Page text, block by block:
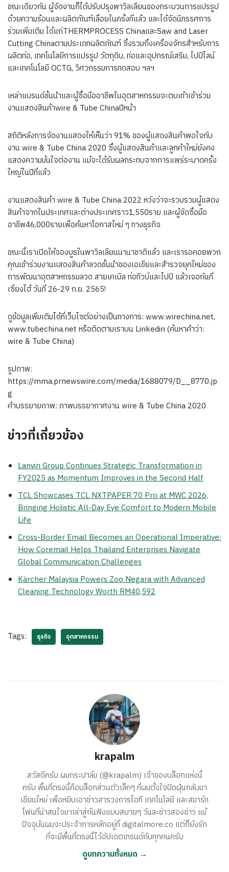
ขณะเดียวกัน ผู้จัดงานก็ได้ปรับปรุงพาวิลเลียนของกระบวนการแปรรูป
ด้วยความร้อนและผลิตภัณฑ์เลื่อยในครั้งที่แล้ว และได้จัดนิทรรศการ
ร่วมเพิ่มเติม ได้แก่THERMPROCESS ChinaและSaw and Laser
Cutting Chinaตามประเภทผลิตภัณฑ์ ซึ่งรวมถึงเครื่องจักรสำหรับการ
ผลิตท่อ, เทคโนโลยีการแปรรูป วัตถุดิบ, ท่อและอุปกรณ์เสริม, ไปป์ไลน์
และเทคโนโลยี OCTG, วิศวกรรมการทดสอบ ฯลฯ
เหล่าแบรนด์ชั้นนำและผู้ซื้อมืออาชีพในอุตสาหกรรมจะตบเท้าเข้าร่วม
งานแสดงสินค้าwire & Tube Chinaปีหน้า
สถิติหลังการจัดงานแสดงให้เห็นว่า 91% ของผู้แสดงสินค้าพอใจกับ
งาน wire & Tube China 2020 ซึ่งผู้แสดงสินค้าและลูกค้าใหม่ยังคง
แสดงความมั่นใจต่องาน แม้จะได้รับผลกระทบจากการแพร่ระบาดครั้ง
ใหญ่ในปีที่แล้ว
งานแสดงสินค้า wire & Tube China 2022 หวังว่าจะรวบรวมผู้แสดง
สินค้าจากในประเทศและต่างประเทศราว1,550ราย และผู้จัดซื้อมือ
อาชีพ46,000รายเพื่อค้นหาโอกาสใหม่ ๆ ทางธุรกิจ
ขณะนี้เราเปิดให้จองบูธในพาวิลเลียนนานาชาติแล้ว และเรารอคอยพวก
คุณเข้าร่วมงานแสดงสินค้าลวดชั้นนำของเอเชียและสำรวจยุคใหม่ของ
การพัฒนาอุตสาหกรรมลวด สายเคเบิล ท่อทิวบ์และไปป์ แล้วเจอกันที่
เซี่ยงไฮ้ วันที่ 26-29 ก.ย. 2565!
ดูข้อมูลเพิ่มเติมได้ที่เว็บไซต์อย่างเป็นทางการ: www.wirechina.net,
www.tubechina.net หรือติดตามเราบน Linkedin (ค้นหาคำว่า:
wire & Tube China)
รูปภาพ:
https://mma.prnewswire.com/media/1688079/D__8770.jp
g
คำบรรยายภาพ: ภาพบรรยากาศงาน wire & Tube China 2020
ข่าวที่เกี่ยวข้อง
Lanvin Group Continues Strategic Transformation in
FY2025 as Momentum Improves in the Second Half
TCL Showcases TCL NXTPAPER 70 Pro at MWC 2026,
Bringing Holistic All-Day Eye Comfort to Modern Mobile
Life
Cross-Border Email Becomes an Operational Imperative:
How Coremail Helps Thailand Enterprises Navigate
Global Communication Challenges
Kärcher Malaysia Powers Zoo Negara with Advanced
Cleaning Technology Worth RM40,592
Tags: ธุรกิจ อุตสาหกรรม
krapalm
สวัสดีครับ ผมกระปาล์ม (@krapalm) เจ้าของบล็อกแห่งนี้
ครับ พื้นที่ตรงนี้คือบล็อกส่วนตัวเล็กๆ ที่ผมตั้งใจปัดฝุ่นกลับมา
เขียนใหม่ เพื่อหยิบเอาข่าวสารวงการไอที เทคโนโลยี และสมาร์ท
โฟนที่น่าสนใจมาเล่าสู่กันฟังแบบสบายๆ วันละข่าวสองข่าว แม้
ปัจจุบันผมจะประจำการหลักอยู่ที่ digitalmore.co แต่ก็ยังรัก
ที่จะมีพื้นที่ตรงนี้ไว้อัปเดตเทรนด์กับทุกคนครับ
ดูบทความทั้งหมด →